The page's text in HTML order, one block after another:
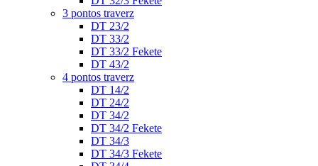
3 pontos traverz
DT 23/2
DT 33/2
DT 33/2 Fekete
DT 43/2
4 pontos traverz
DT 14/2
DT 24/2
DT 34/2
DT 34/2 Fekete
DT 34/3
DT 34/3 Fekete